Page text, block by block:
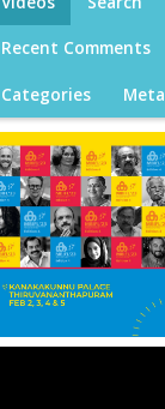
Recent Comments
Categories Meta